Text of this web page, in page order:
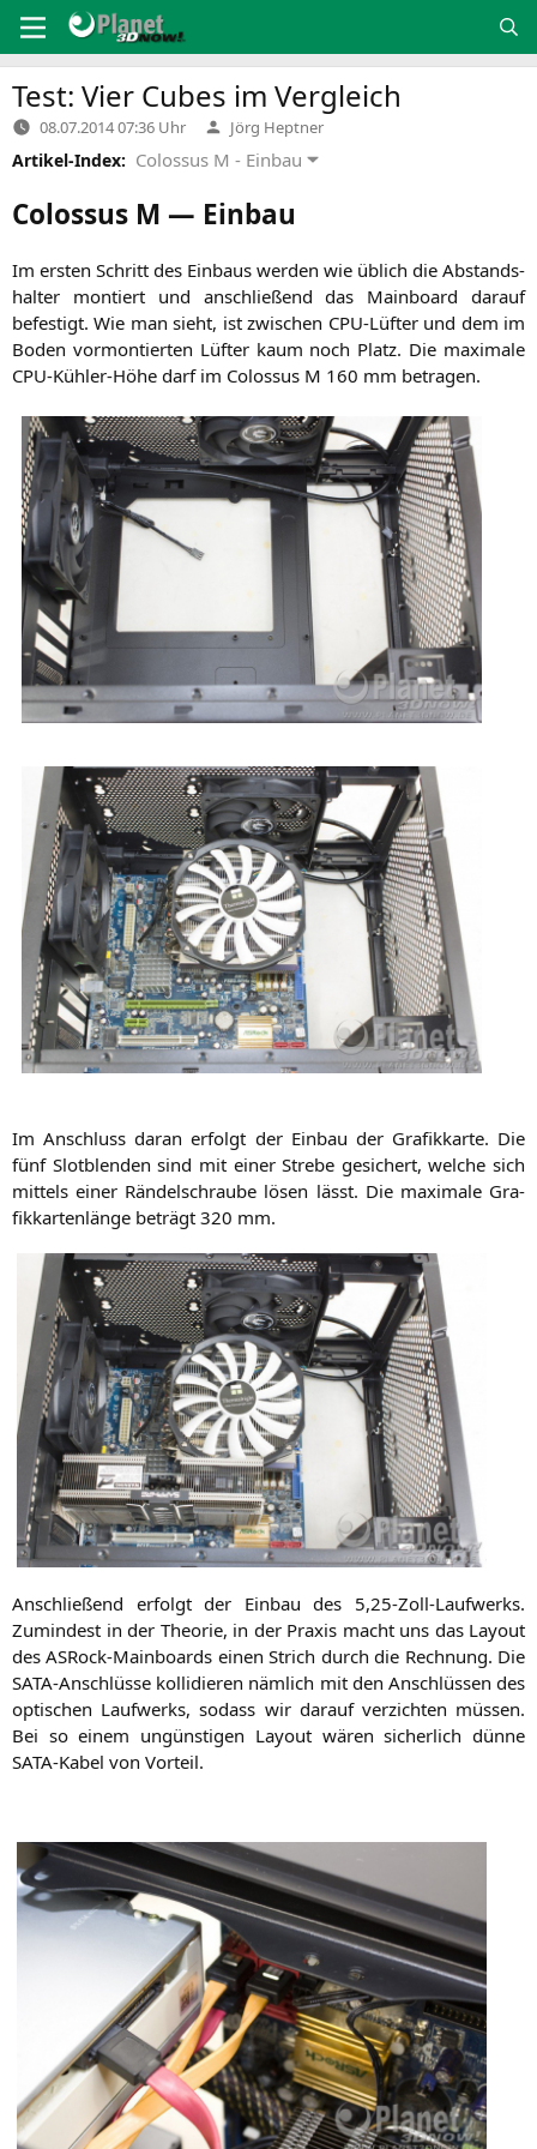
Inhalt
springen
Test: Vier Cubes im Vergleich
08.07.2014 07:36 Uhr Verfasst
von
Jörg Heptner
Artikel-Index: Colossus M - Einbau
Colossus M — Einbau
Im ers­ten Schritt des Ein­baus wer­den wie üblich die Abstands­
hal­ter mon­tiert und anschlie­ßend das Main­board dar­auf
befes­tigt. Wie man sieht, ist zwi­schen CPU-Lüf­ter und dem im
Boden vor­mon­tier­ten Lüf­ter kaum noch Platz. Die maxi­ma­le
CPU-Küh­ler-Höhe darf im Colos­sus M 160 mm betragen.
Im Anschluss dar­an erfolgt der Ein­bau der Gra­fik­kar­te. Die
fünf Slot­blen­den sind mit einer Stre­be gesi­chert, wel­che sich
mit­tels einer Rän­del­schrau­be lösen lässt. Die maxi­ma­le Gra­
fik­kar­ten­län­ge beträgt 320 mm.
Anschlie­ßend erfolgt der Ein­bau des 5,25-Zoll-Laufwerks.
Zumin­dest in der Theo­rie, in der Pra­xis macht uns das Lay­out
des ASRock-Main­boards einen Strich durch die Rech­nung. Die
SATA-Anschlüs­se kol­li­die­ren näm­lich mit den Anschlüs­sen des
opti­schen Lauf­werks, sodass wir dar­auf ver­zich­ten müs­sen.
Bei so einem ungüns­ti­gen Lay­out wären sicher­lich dün­ne
SATA-Kabel von Vorteil.